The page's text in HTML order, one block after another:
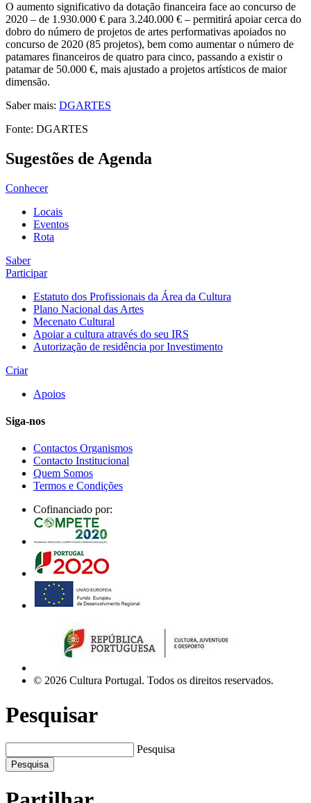
O aumento significativo da dotação financeira face ao concurso de
2020 – de 1.930.000 € para 3.240.000 € – permitirá apoiar cerca do
dobro do número de projetos de artes performativas apoiados no
concurso de 2020 (85 projetos), bem como aumentar o número de
patamares financeiros de quatro para cinco, passando a existir o
patamar de 50.000 €, mais ajustado a projetos artísticos de maior
dimensão.
Saber mais: DGARTES
Fonte: DGARTES
Sugestões de Agenda
Conhecer
Locais
Eventos
Rota
Saber
Participar
Estatuto dos Profissionais da Área da Cultura
Plano Nacional das Artes
Mecenato Cultural
Apoiar a cultura através do seu IRS
Autorização de residência por Investimento
Criar
Apoios
Siga-nos
Contactos Organismos
Contacto Institucional
Quem Somos
Termos e Condições
Cofinanciado por:
© 2026 Cultura Portugal. Todos os direitos reservados.
Pesquisar
Pesquisa
Pesquisa